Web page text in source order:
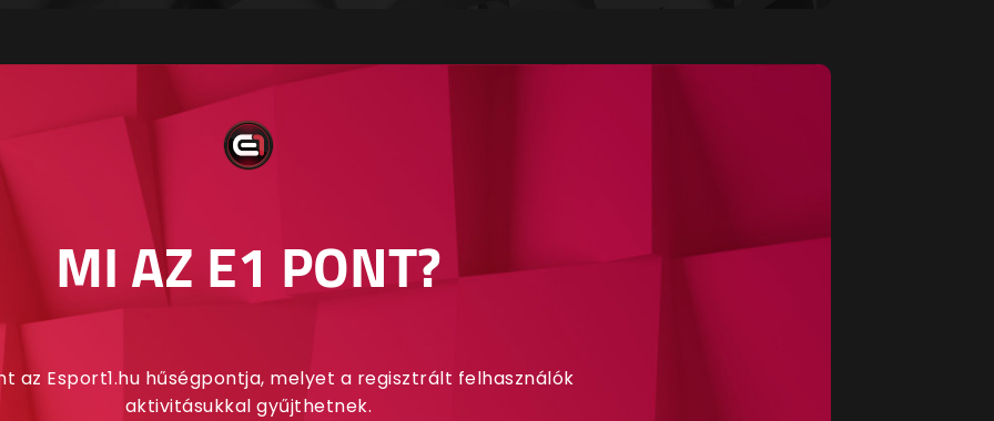
MI AZ E1 PONT?
az Esport1.hu hűségpontja, melyet a regisztrált felhasználók
aktivitásukkal gyűjthetnek.